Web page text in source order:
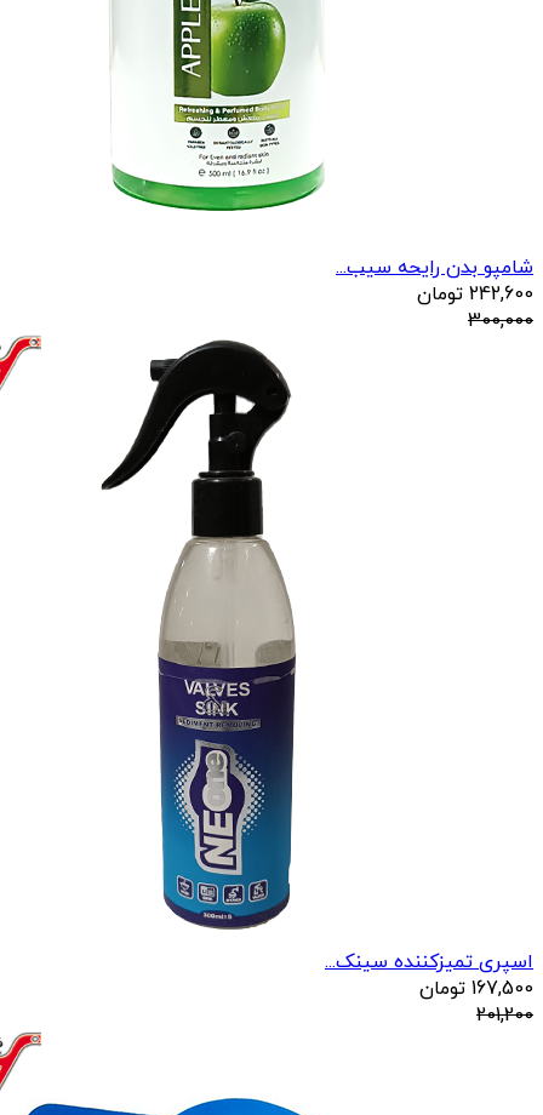
شامپو بدن رایحه سیب...
242,600 تومان
300,000
اسپری تمیزکننده سینک...
167,500 تومان
201,200